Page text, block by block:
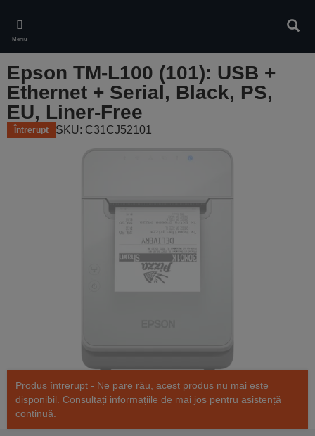
main
content
Meniu
Epson TM-L100 (101): USB +
Ethernet + Serial, Black, PS,
EU, Liner-Free
Întrerupt SKU: C31CJ52101
Produs întrerupt - Ne pare rău, acest produs nu mai este
disponibil. Consultați informațiile de mai jos pentru asistență
continuă.